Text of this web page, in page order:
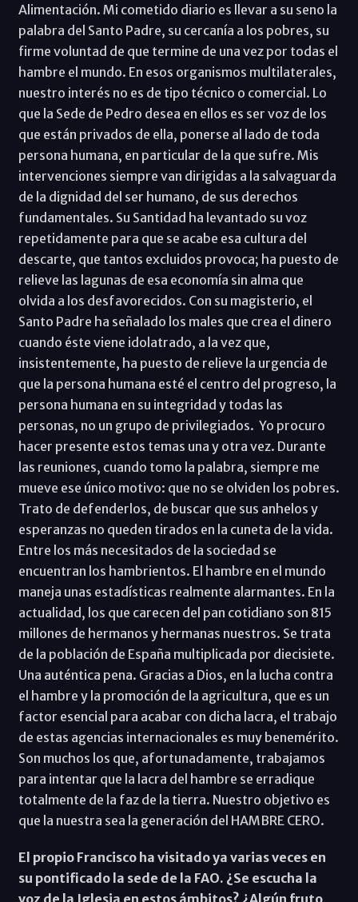
Alimentación. Mi cometido diario es llevar a su seno la
palabra del Santo Padre, su cercanía a los pobres, su
firme voluntad de que termine de una vez por todas el
hambre el mundo. En esos organismos multilaterales,
nuestro interés no es de tipo técnico o comercial. Lo
que la Sede de Pedro desea en ellos es ser voz de los
que están privados de ella, ponerse al lado de toda
persona humana, en particular de la que sufre. Mis
intervenciones siempre van dirigidas a la salvaguarda
de la dignidad del ser humano, de sus derechos
fundamentales. Su Santidad ha levantado su voz
repetidamente para que se acabe esa cultura del
descarte, que tantos excluidos provoca; ha puesto de
relieve las lagunas de esa economía sin alma que
olvida a los desfavorecidos. Con su magisterio, el
Santo Padre ha señalado los males que crea el dinero
cuando éste viene idolatrado, a la vez que,
insistentemente, ha puesto de relieve la urgencia de
que la persona humana esté el centro del progreso, la
persona humana en su integridad y todas las
personas, no un grupo de privilegiados. Yo procuro
hacer presente estos temas una y otra vez. Durante
las reuniones, cuando tomo la palabra, siempre me
mueve ese único motivo: que no se olviden los pobres.
Trato de defenderlos, de buscar que sus anhelos y
esperanzas no queden tirados en la cuneta de la vida.
Entre los más necesitados de la sociedad se
encuentran los hambrientos. El hambre en el mundo
maneja unas estadísticas realmente alarmantes. En la
actualidad, los que carecen del pan cotidiano son 815
millones de hermanos y hermanas nuestros. Se trata
de la población de España multiplicada por diecisiete.
Una auténtica pena. Gracias a Dios, en la lucha contra
el hambre y la promoción de la agricultura, que es un
factor esencial para acabar con dicha lacra, el trabajo
de estas agencias internacionales es muy benemérito.
Son muchos los que, afortunadamente, trabajamos
para intentar que la lacra del hambre se erradique
totalmente de la faz de la tierra. Nuestro objetivo es
que la nuestra sea la generación del HAMBRE CERO.
El propio Francisco ha visitado ya varias veces en
su pontificado la sede de la FAO. ¿Se escucha la
voz de la Iglesia en estos ámbitos? ¿Algún fruto